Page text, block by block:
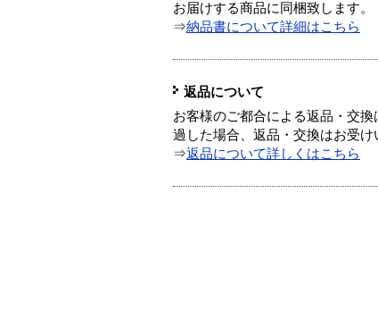
お届けする商品に同梱致します。
⇒納品書について詳細はこちら
返品について
お客様のご都合による返品・交
過した場合、返品・交換はお受け
⇒返品について詳しくはこちら